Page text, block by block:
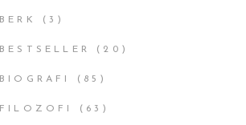
BERK (3)
BESTSELLER (20)
BIOGRAFI (85)
FILOZOFI (63)